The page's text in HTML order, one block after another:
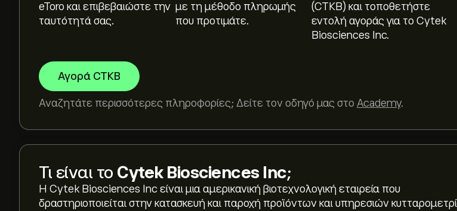
eToro και επιβεβαιώστε την
ταυτότητά σας.
με τη μέθοδο πληρωμής
που προτιμάτε.
(CTKB) και τοποθετήστε
εντολή αγοράς για το Cytek
Biosciences Inc.
Αγορά CTKB
Αναζητάτε περισσότερες πληροφορίες; Δείτε τον οδηγό μας στο Academy.
Τι είναι το Cytek Biosciences Inc;
Η Cytek Biosciences Inc είναι μια αμερικανική βιοτεχνολογική εταιρεία που
δραστηριοποιείται στην κατασκευή και παροχή προϊόντων και υπηρεσιών